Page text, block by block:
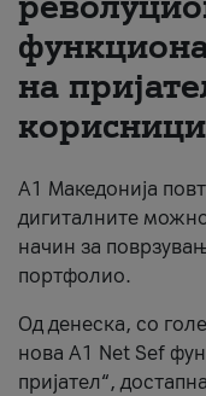
За нас
#ПодобарОнлајн
на
корисници
А1 Македонија
дигиталните
начин за
портфолио.
Од денеска, со
нова A1 Net Sef
пријател“,